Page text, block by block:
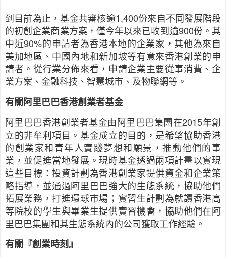
到目前為止，基金共審核逾1,400份來自不同發展階段
的初創企業商業方案，僅今年以來已收到逾900份。其
中近90%的申請者為香港本地的企業家，其他為來自
美加地區、中國內地和新加坡等有意來香港創業的申
請者。從行業分佈來看，申請企業主要從事消費、企
業方案、金融科技、智慧城市、及物聯網等。
有關阿里巴巴香港創業者基金
阿里巴巴香港創業者基金由阿里巴巴集團在2015年創
立的非牟利項目。基金成立的目的，是希望協助香港
的創業家和青年人實踐夢想和願景，推動他們的事
業，並促進當地發展。現時基金透過兩項計畫以實現
這些目標：投資計劃為香港創業家提供資金和企業策
略指導，並通過阿里巴巴強大的生態系統，協助他們
拓展業務，打進環球市場；實習生計劃為就讀香港高
等院校的學生與畢業生提供實習機會，協助他們在阿
里巴巴集團和其生態系統內的公司獲取工作經驗。
有關『創業時刻』